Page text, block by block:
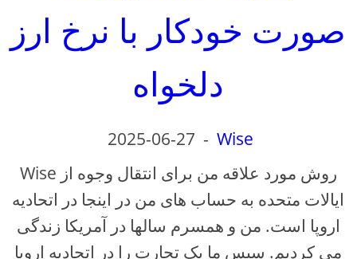
صورت خودکار با نرخ ارز
دلخواه
2025-06-27 - Wise
Wise روش مورد علاقه من برای انتقال وجوه از
ایالات متحده به حساب های من در اینجا در اتحادیه
اروپا است. من و همسرم سالها در آمریکا زندگی
می کردیم. سپس ما یک تجارت را در اتحادیه اروپا